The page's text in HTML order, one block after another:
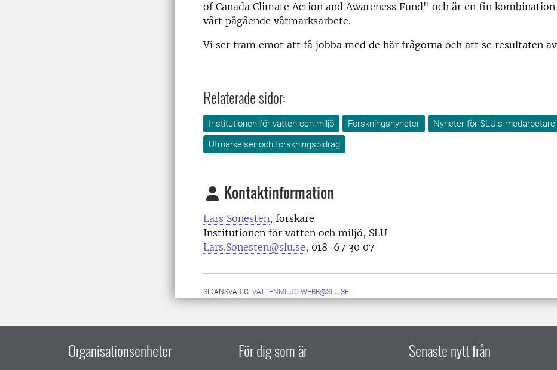
of Canada Climate Action and Awareness Fund" och är en fin
vårt pågående våtmarksarbete.
Vi ser fram emot att få jobba med de här frågorna och att se resultaten
Relaterade sidor:
Institutionen för vatten och miljö Forskningsnyheter
Nyheter för SLU:s medarbetare
Utmärkelser och forskningsbidrag
Kontaktinformation
Lars Sonesten, forskare
Institutionen för vatten och miljö, SLU
Lars.Sonesten@slu.se, 018-67 30 07
SIDANSVARIG: VATTENMILJO-WEBB@SLU.SE
Organisationsenheter För dig som är Senaste nytt från